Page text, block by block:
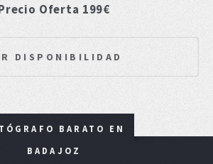
Oferta 199€
DISPONIBILIDAD
BARATO EN
BADAJOZ